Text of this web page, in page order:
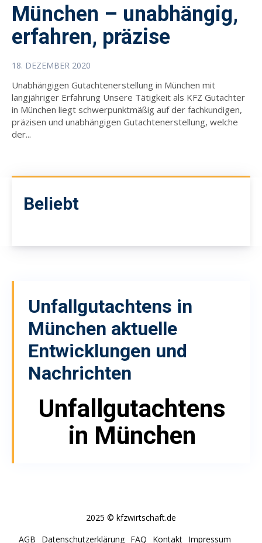
München – unabhängig,
erfahren, präzise
18. DEZEMBER 2020
Unabhängigen Gutachtenerstellung in München mit
langjähriger Erfahrung Unsere Tätigkeit als KFZ Gutachter
in München liegt schwerpunktmäßig auf der fachkundigen,
präzisen und unabhängigen Gutachtenerstellung, welche
der...
Beliebt
Unfallgutachtens in
München aktuelle
Entwicklungen und
Nachrichten
Unfallgutachtens
in München
2025 © kfzwirtschaft.de
AGB
Datenschutzerklärung FAQ Kontakt Impressum